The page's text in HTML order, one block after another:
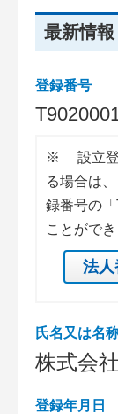
最新情報
登録番号
T902000
※
設立
る場合は
録番号の
ことができ
法人
氏名又は名
株式会
登録年月日